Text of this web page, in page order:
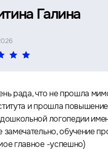
Галина
рада, что не прошла
и прошла
логопедии
замечательно, обучение
главное -успешно)